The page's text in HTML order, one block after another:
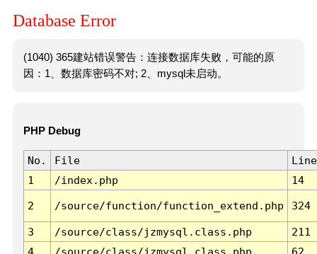
Database Error
(1040) 365建站错误警告：连接数据库失败，可能的原
因：1、数据库密码不对; 2、mysql未启动。
PHP Debug
No. File
Line
1
/index.php 14
2 /source/function/function_extend.php 324
3 /source/class/jzmysql.class.php
211
4
/source/class/jzmysql.class.php
62